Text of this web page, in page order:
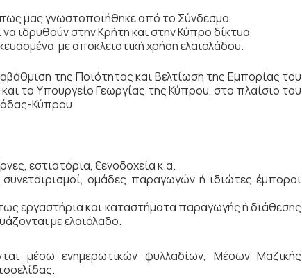
μας γνωστοποιήθηκε από το Σύνδεσμο
ιδρυθούν στην Κρήτη και στην Κύπρο δίκτυα
με αποκλειστική χρήση ελαιολάδου.
της Ποιότητας και Βελτίωση της Εμπορίας του
το Υπουργείο Γεωργίας της Κύπρου, στο πλαίσιο του
Κύπρου.
εστιατόρια, ξενοδοχεία κ.α.
ομάδες παραγωγών ή ιδιώτες έμποροι
εργαστήρια και καταστήματα παραγωγής ή διάθεσης
με ελαιόλαδο.
μέσω ενημερωτικών φυλλαδίων, Μέσων Μαζικής